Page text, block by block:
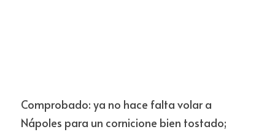
Comprobado: ya no hace falta volar a
Nápoles para un cornicione bien tostado;